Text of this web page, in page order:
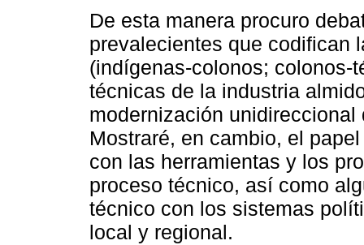
De esta manera procuro
prevalecientes que codifican
(indígenas-colonos; colonos-
técnicas de la industria
modernización
Mostraré, en cambio, el
con las herramientas y los
proceso técnico, así como
técnico con los sistemas
local y regional.